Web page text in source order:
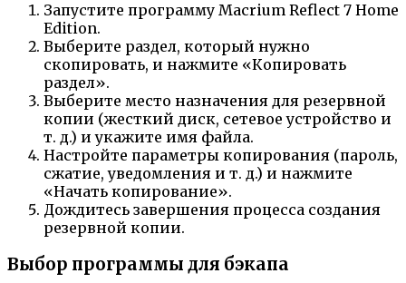
Запустите программу Macrium Reflect 7 Home
Edition.
Выберите раздел, который нужно
скопировать, и нажмите «Копировать
раздел».
Выберите место назначения для резервной
копии (жесткий диск, сетевое устройство и
т. д.) и укажите имя файла.
Настройте параметры копирования (пароль,
сжатие, уведомления и т. д.) и нажмите
«Начать копирование».
Дождитесь завершения процесса создания
резервной копии.
Выбор программы для бэкапа